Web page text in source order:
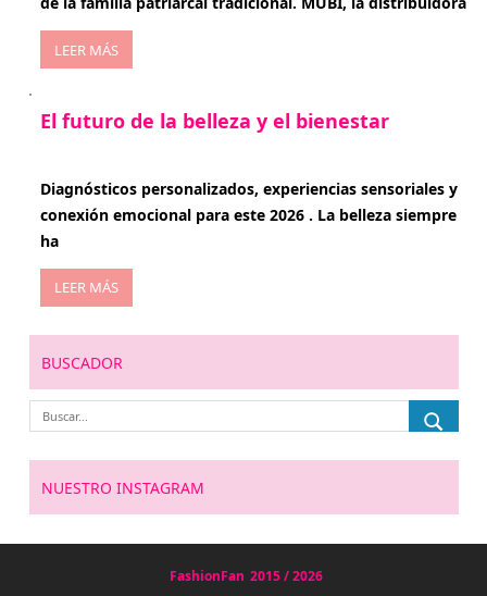
LEER MÁS
El futuro de la belleza y el bienestar
Diagnósticos personalizados, experiencias sensoriales y
conexión emocional para este 2026 . La belleza siempre
ha
LEER MÁS
BUSCADOR
NUESTRO INSTAGRAM
FashionFan 2015 / 2026